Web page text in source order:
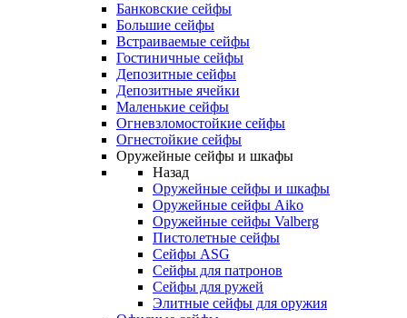
Банковские сейфы
Большие сейфы
Встраиваемые сейфы
Гостиничные сейфы
Депозитные сейфы
Депозитные ячейки
Маленькие сейфы
Огневзломостойкие сейфы
Огнестойкие сейфы
Оружейные сейфы и шкафы
Назад
Оружейные сейфы и шкафы
Оружейные сейфы Aiko
Оружейные сейфы Valberg
Пистолетные сейфы
Сейфы ASG
Сейфы для патронов
Сейфы для ружей
Элитные сейфы для оружия